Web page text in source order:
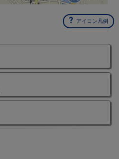
アイコン凡例